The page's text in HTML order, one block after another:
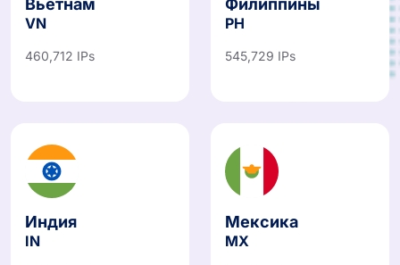
Вьетнам
VN
460,712 IPs
Филиппины
PH
545,729 IPs
Индия
IN
Мексика
MX